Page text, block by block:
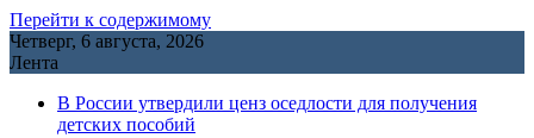
Перейти к содержимому
Четверг, 6 августа, 2026
Лента
В России утвердили ценз оседлости для получения
детских пособий